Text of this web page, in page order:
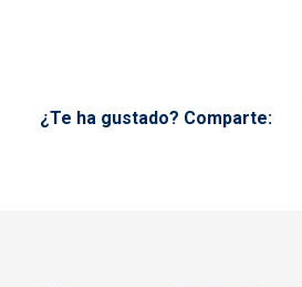
¿Te ha gustado? Comparte: